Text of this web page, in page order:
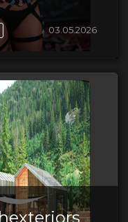
03.05.2026